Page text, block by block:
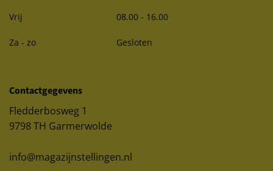
Vrij 08.00 - 16.00
Za - zo Gesloten
Contactgegevens
Fledderbosweg 1
9798 TH Garmerwolde
info@magazijnstellingen.nl